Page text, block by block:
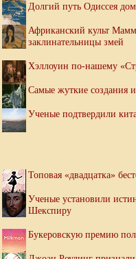
Долгий путь Одиссея
Африканский культ
заклинательницы змей
Хэллоуин по-нашему
Самые жуткие создания
Ученые подтвердили
Топовая «двадцатка»
Ученые установили
Шекспиру
Букеровскую премию